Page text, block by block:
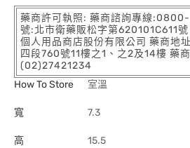
藥商許可執照: 藥商諮詢專線
號:北市衛藥販松字第620101C611
個人用品商店股份有限公司 藥商地
四段760號11樓之1、之2及14樓 藥
(02)27421234
How To Store
室溫
寬 7.3
高 15.5